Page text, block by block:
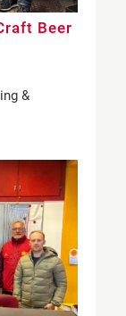
Beer
&